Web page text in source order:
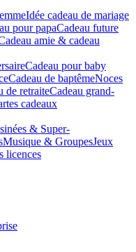
Idée cadeau de mariage​
pour papaCadeau future
amie & cadeau
Cadeau pour baby
Cadeau de baptêmeNoces
de retraiteCadeau grand-
cadeaux
& Super-
Musique & GroupesJeux
licences